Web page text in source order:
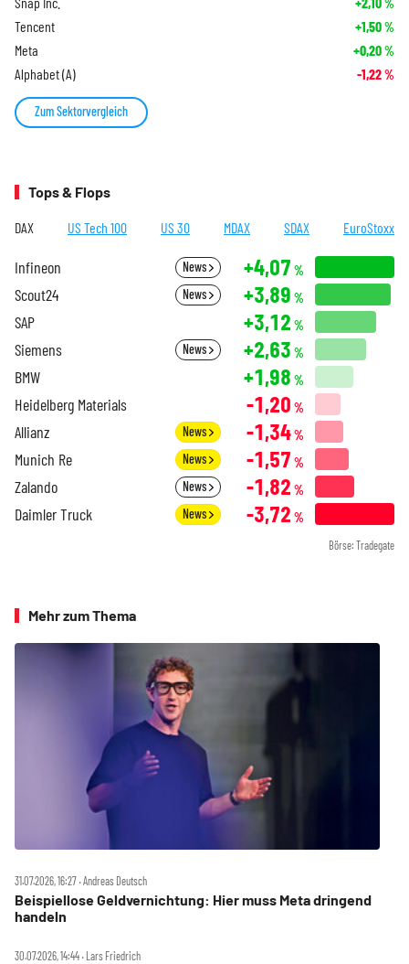
%
Tencent +1,50%
Meta +0,20%
Alphabet (A) -1,22%
Zum Sektorvergleich
Tops & Flops
DAX US Tech 100 US 30 MDAX SDAX EuroStoxx
Infineon News +4,07 %
Scout24 News +3,89 %
SAP +3,12 %
Siemens News +2,63 %
BMW +1,98 %
Heidelberg Materials -1,20 %
Allianz News -1,34%
Munich Re News -1,57 %
Zalando News -1,82 %
Daimler Truck News -3,72 %
Börse: Tradegate
Mehr zum Thema
31.07.2026, 16:27 ‧ Andreas Deutsch
Beispiellose Geldvernichtung: Hier muss Meta dringend
handeln
30.07.2026, 14:44 ‧ Lars Friedrich